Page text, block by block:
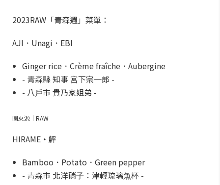
2023RAW「青森週」菜單：
AJI．Unagi．EBI
Ginger rice．Crème fraîche．Aubergine
- 青森縣 知事 宮下宗⼀郎 -
- 八⼾市 貴乃家姐弟 -
圖來源｜RAW
HIRAME・鮃
Bamboo．Potato．Green pepper
- 青森市 北洋硝⼦：津輕琉璃⿂杯 -